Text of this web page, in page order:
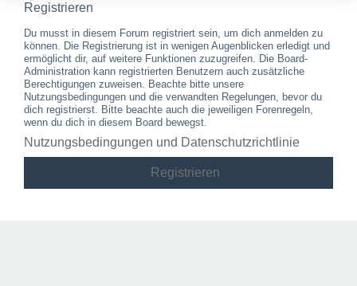
Registrieren
Du musst in diesem Forum registriert sein, um dich anmelden zu
können. Die Registrierung ist in wenigen Augenblicken erledigt und
ermöglicht dir, auf weitere Funktionen zuzugreifen. Die Board-
Administration kann registrierten Benutzern auch zusätzliche
Berechtigungen zuweisen. Beachte bitte unsere
Nutzungsbedingungen und die verwandten Regelungen, bevor du
dich registrierst. Bitte beachte auch die jeweiligen Forenregeln,
wenn du dich in diesem Board bewegst.
Nutzungsbedingungen und Datenschutzrichtlinie
Registrieren